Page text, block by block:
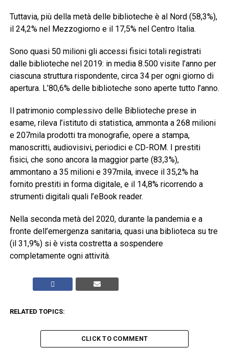
Tuttavia, più della metà delle biblioteche è al Nord (58,3%),
il 24,2% nel Mezzogiorno e il 17,5% nel Centro Italia.
Sono quasi 50 milioni gli accessi fisici totali registrati
dalle biblioteche nel 2019: in media 8.500 visite l’anno per
ciascuna struttura rispondente, circa 34 per ogni giorno di
apertura. L’80,6% delle biblioteche sono aperte tutto l’anno.
Il patrimonio complessivo delle Biblioteche prese in
esame, rileva l’istituto di statistica, ammonta a 268 milioni
e 207mila prodotti tra monografie, opere a stampa,
manoscritti, audiovisivi, periodici e CD-ROM. I prestiti
fisici, che sono ancora la maggior parte (83,3%),
ammontano a 35 milioni e 397mila, invece il 35,2% ha
fornito prestiti in forma digitale, e il 14,8% ricorrendo a
strumenti digitali quali l’eBook reader.
Nella seconda metà del 2020, durante la pandemia e a
fronte dell’emergenza sanitaria, quasi una biblioteca su tre
(il 31,9%) si è vista costretta a sospendere
completamente ogni attività.
RELATED TOPICS:
CLICK TO COMMENT